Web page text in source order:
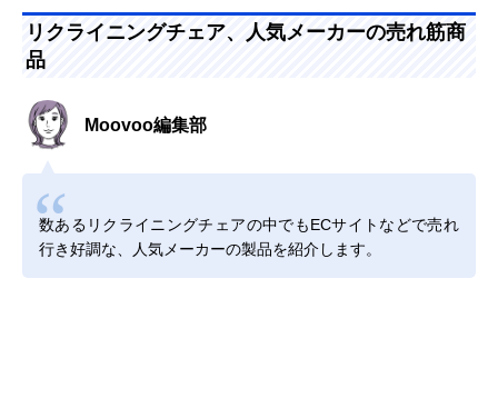
リクライニングチェア、人気メーカーの売れ筋商
品
Moovoo編集部
数あるリクライニングチェアの中でもECサイトなどで売れ
行き好調な、人気メーカーの製品を紹介します。